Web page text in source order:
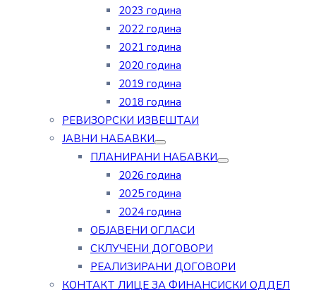
2023 година
2022 година
2021 година
2020 година
2019 година
2018 година
РЕВИЗОРСКИ ИЗВЕШТАИ
ЈАВНИ НАБАВКИ
ПЛАНИРАНИ НАБАВКИ
2026 година
2025 година
2024 година
ОБЈАВЕНИ ОГЛАСИ
СКЛУЧЕНИ ДОГОВОРИ
РЕАЛИЗИРАНИ ДОГОВОРИ
КОНТАКТ ЛИЦЕ ЗА ФИНАНСИСКИ ОДДЕЛ